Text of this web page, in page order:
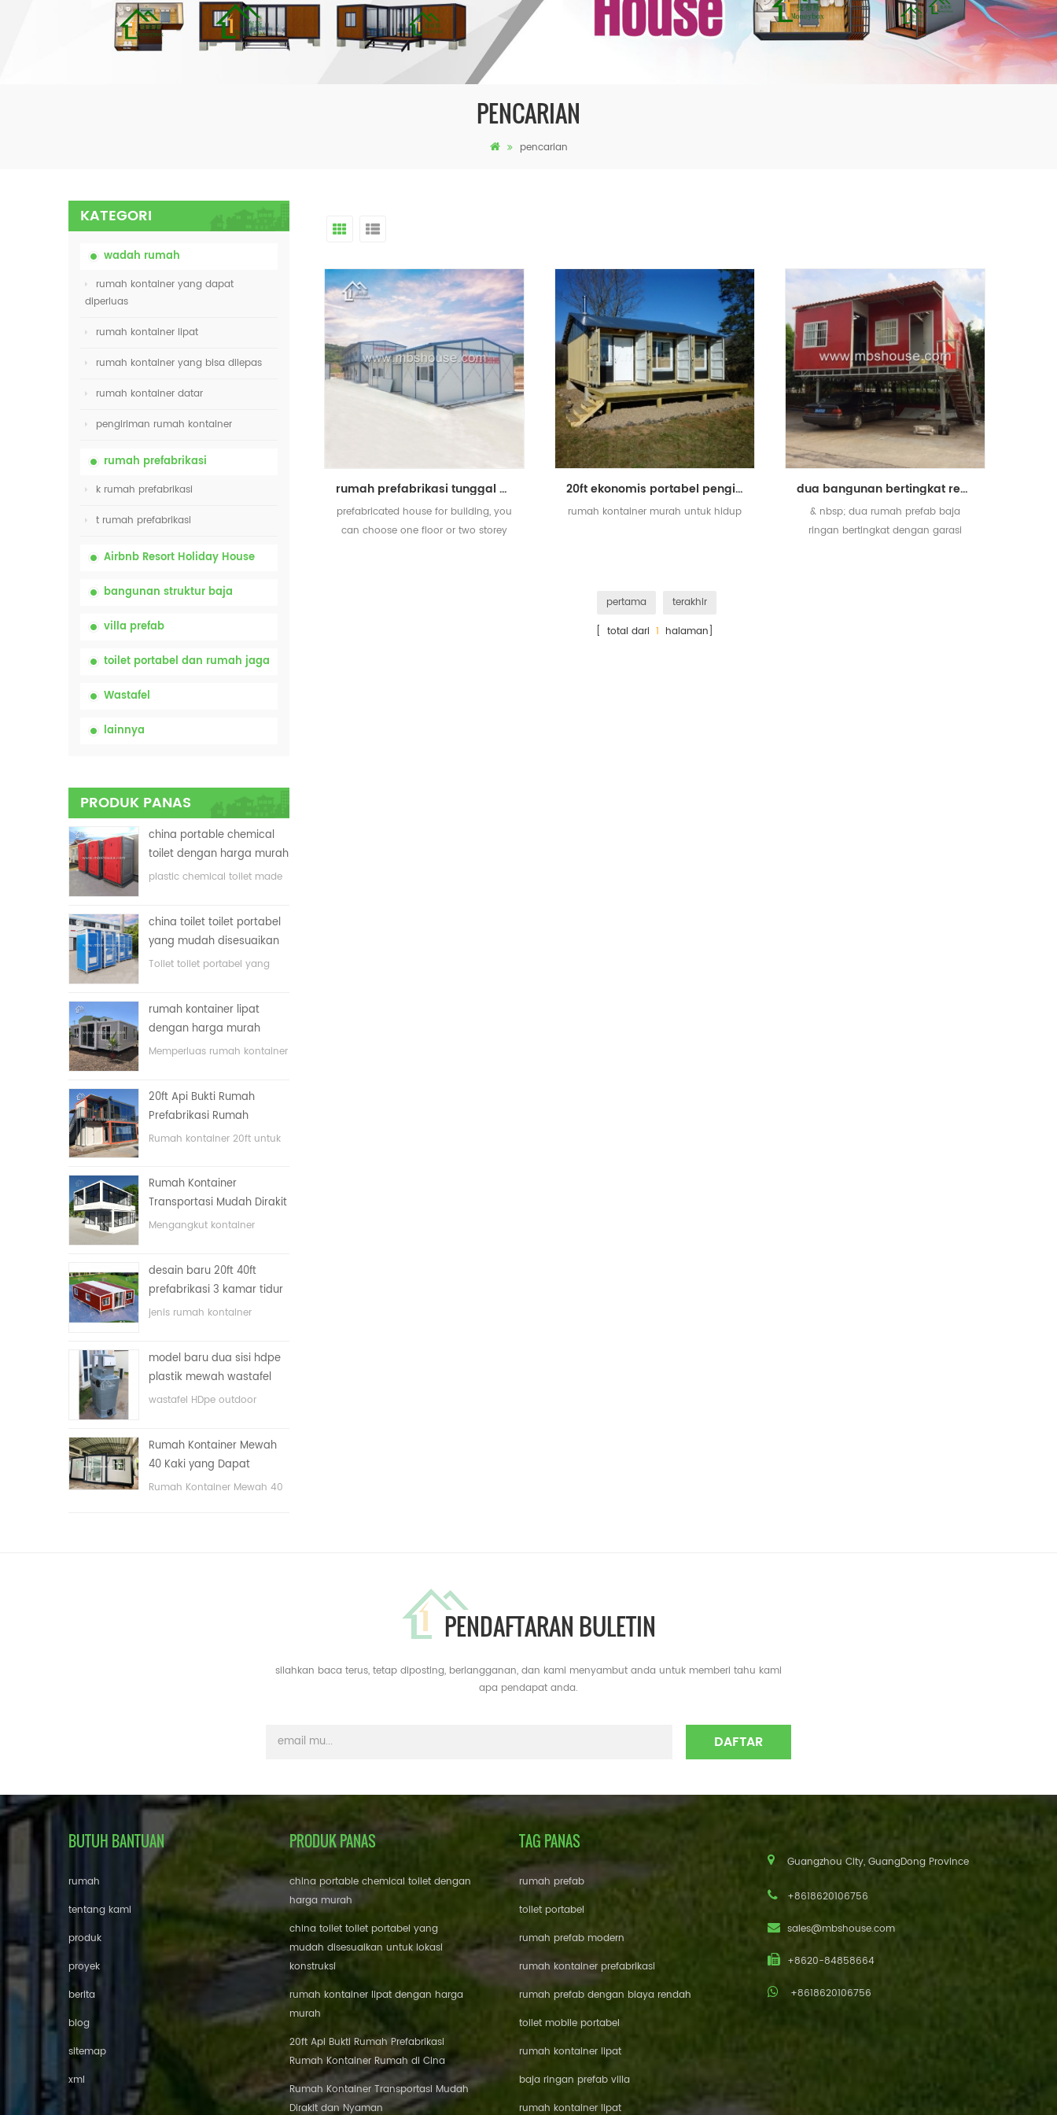
PENCARIAN
pencarian
KATEGORI
wadah rumah
rumah kontainer yang dapat
diperluas
rumah kontainer lipat
rumah kontainer yang bisa dilepas
rumah kontainer datar
pengiriman rumah kontainer
rumah prefabrikasi
k rumah prefabrikasi
t rumah prefabrikasi
Airbnb Resort Holiday House
bangunan struktur baja
villa prefab
toilet portabel dan rumah jaga
Wastafel
lainnya
PRODUK PANAS
china portable chemical
toilet dengan harga murah
plastic chemical toilet made
china toilet toilet portabel
yang mudah disesuaikan
untuk lokasi konstruksi
Toilet toilet portabel yang
rumah kontainer lipat
dengan harga murah
Memperluas rumah kontainer
20ft Api Bukti Rumah
Prefabrikasi Rumah
Kontainer Rumah di Cina
Rumah kontainer 20ft untuk
Rumah Kontainer
Transportasi Mudah Dirakit
dan Nyaman
Mengangkut kontainer
desain baru 20ft 40ft
prefabrikasi 3 kamar tidur
rumah kontainer kecil
jenis rumah kontainer
kamar tidur, satu kamar
mandi dan dengan sistem
listrik.
model baru dua sisi hdpe
plastik mewah wastafel
kamar mandi umum
wastafel HDpe outdoor
nbsp;
Rumah Kontainer Mewah
40 Kaki yang Dapat
Diperluas Dengan Tiga
Rumah Kontainer Mewah 40
rumah prefabrikasi tunggal atau ganda untuk membangun pekerja untuk dijual
prefabricated house for building, you
can choose one floor or two storey
20ft ekonomis portabel pengiriman kontainer rumah prefab untuk dijual
rumah kontainer murah untuk hidup
dua bangunan bertingkat rencana rumah tinggal baja ringan prefabricted dengan garasi
& nbsp; dua rumah prefab baja
ringan bertingkat dengan garasi
pertama
terakhir
[ total dari 1 halaman]
PENDAFTARAN BULETIN
silahkan baca terus, tetap diposting, berlangganan, dan kami menyambut anda untuk memberi tahu kami
apa pendapat anda.
BUTUH BANTUAN
rumah
tentang kami
produk
proyek
berita
blog
sitemap
xml
PRODUK PANAS
china portable chemical toilet dengan
harga murah
china toilet toilet portabel yang
mudah disesuaikan untuk lokasi
konstruksi
rumah kontainer lipat dengan harga
murah
20ft Api Bukti Rumah Prefabrikasi
Rumah Kontainer Rumah di Cina
Rumah Kontainer Transportasi Mudah
Dirakit dan Nyaman
TAG PANAS
rumah prefab
toilet portabel
rumah prefab modern
rumah kontainer prefabrikasi
rumah prefab dengan biaya rendah
toilet mobile portabel
rumah kontainer lipat
baja ringan prefab villa
rumah kontainer lipat
Guangzhou City, GuangDong Province
+8618620106756
sales@mbshouse.com
+8620-84858664
+8618620106756
mbshou
se.com